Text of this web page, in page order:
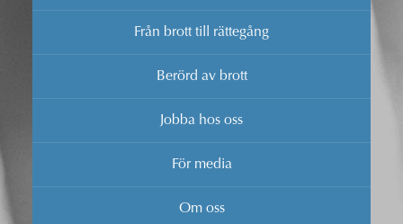
Från brott till rättegång
Berörd av brott
Jobba hos oss
För media
Om oss